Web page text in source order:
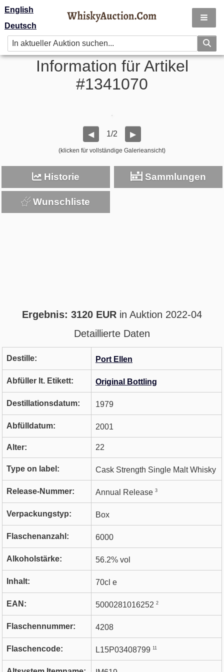
English
Deutsch
Information für Artikel
#1341070
◀ 1/2 ▶
(klicken für vollständige Galerieansicht)
Historie Sammlungen
Wunschliste
Ergebnis: 3120 EUR in Auktion 2022-04
Detaillierte Daten
Destille: Port Ellen
Abfüller lt. Etikett: Original Bottling
Destillationsdatum: 1979
Abfülldatum: 2001
Alter: 22
Type on label: Cask Strength Single Malt Whisky
Release-Nummer: Annual Release 3
Verpackungstyp: Box
Flaschenanzahl: 6000
Alkoholstärke: 56.2% vol
Inhalt: 70cl e
EAN: 5000281016252 2
Flaschennummer: 4208
Flaschencode: L15P03408799 11